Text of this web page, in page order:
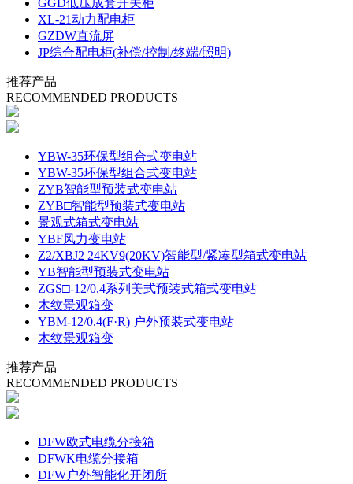
GGD低压成套开关柜
XL-21动力配电柜
GZDW直流屏
JP综合配电柜(补偿/控制/终端/照明)
推荐产品
RECOMMENDED PRODUCTS
YBW-35环保型组合式变电站
YBW-35环保型组合式变电站
ZYB智能型预装式变电站
ZYB□智能型预装式变电站
景观式箱式变电站
YBF风力变电站
Z2/XBJ2 24KV9(20KV)智能型/紧凑型箱式变电站
YB智能型预装式变电站
ZGS□-12/0.4系列美式预装式箱式变电站
木纹景观箱变
YBM-12/0.4(F·R) 户外预装式变电站
木纹景观箱变
推荐产品
RECOMMENDED PRODUCTS
DFW欧式电缆分接箱
DFWK电缆分接箱
DFW户外智能化开闭所